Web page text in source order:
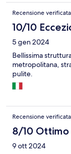
Recensione verificata
10/10
5 gen 2024
Bellissima
metropolitana,
pulite.
Recensione verificata
8/10 Ottimo
9 ott 2024